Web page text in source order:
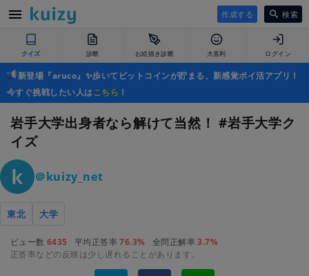
作成する 検索
クイズ 診断 お絵描き診断 大喜利 ログイン
新登場『aruco』✨歩いてビットコインが貯まる、新感覚ポイ活アプリ！
今すぐ挑戦したい人はこちら ！
岩手大学出身者なら解けて当然！ #岩手大学ク
イズ
＠kuizy_net
東北 大学
ビュー数 6435 平均正答率76.3% 全問正解率3.7%
正答率などの反映は少し遅れることがあります。